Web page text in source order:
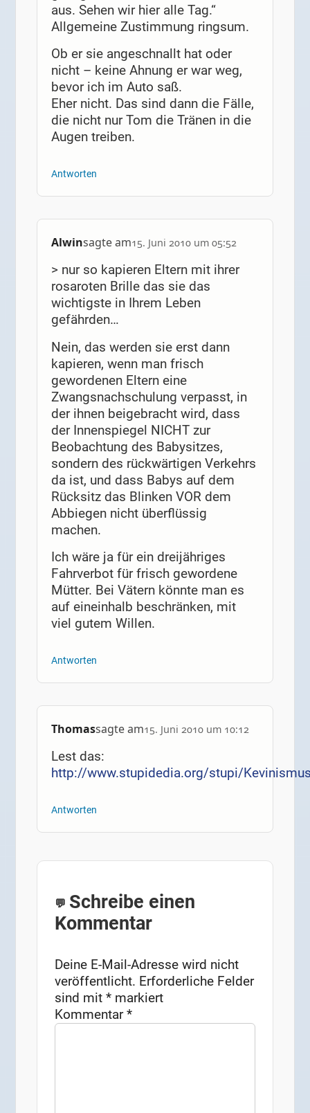
aus. Sehen wir hier alle Tag.“
Allgemeine Zustimmung ringsum.
Ob er sie angeschnallt hat oder
nicht – keine Ahnung er war weg,
bevor ich im Auto saß.
Eher nicht. Das sind dann die Fälle,
die nicht nur Tom die Tränen in die
Augen treiben.
Antworten
Alwinsagte am15. Juni 2010 um 05:52
> nur so kapieren Eltern mit ihrer
rosaroten Brille das sie das
wichtigste in Ihrem Leben
gefährden…
Nein, das werden sie erst dann
kapieren, wenn man frisch
gewordenen Eltern eine
Zwangsnachschulung verpasst, in
der ihnen beigebracht wird, dass
der Innenspiegel NICHT zur
Beobachtung des Babysitzes,
sondern des rückwärtigen Verkehrs
da ist, und dass Babys auf dem
Rücksitz das Blinken VOR dem
Abbiegen nicht überflüssig
machen.
Ich wäre ja für ein dreijähriges
Fahrverbot für frisch gewordene
Mütter. Bei Vätern könnte man es
auf eineinhalb beschränken, mit
viel gutem Willen.
Antworten
Thomassagte am15. Juni 2010 um 10:12
Lest das:
http://www.stupidedia.org/stupi/
Antworten
Schreibe einen
Kommentar
Deine E-Mail-Adresse wird nicht
veröffentlicht. Erforderliche Felder
sind mit* markiert
Kommentar*